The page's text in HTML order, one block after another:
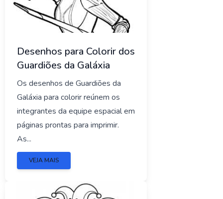
Desenhos para Colorir dos
Guardiões da Galáxia
Os desenhos de Guardiões da
Galáxia para colorir reúnem os
integrantes da equipe espacial em
páginas prontas para imprimir.
As...
VEJA MAIS